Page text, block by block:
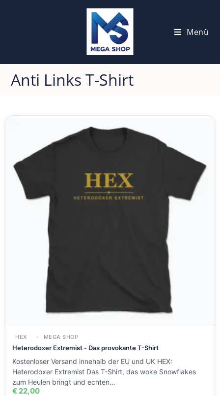
Menü
Anti Links T-Shirt
HEX MEGA SHOP
Heterodoxer Extremist - Das provokante T-Shirt
Kostenloser Versand innehalb der EU und UK HEX:
Heterodoxer Extremist Das T-Shirt, das woke Snowflakes
zum Heulen bringt und echten…
€ 22,00